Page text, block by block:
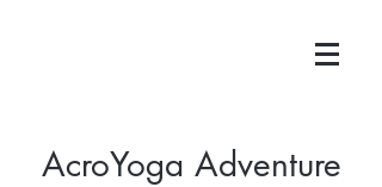
AcroYoga Adventure